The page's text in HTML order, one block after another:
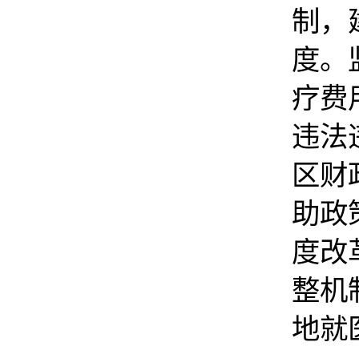
制，
度。
疗费
违法
区
助政
度改
整机
地就